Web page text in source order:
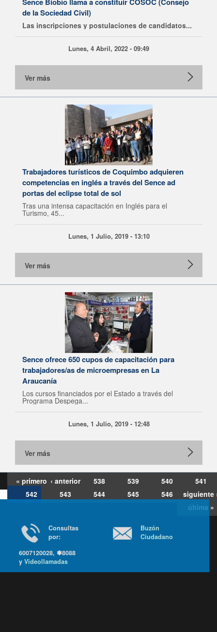
de la Sociedad Civil)
Las inscripciones y postulaciones de candidatos...
Lunes, 4 Abril, 2022 - 09:49
Ver más
Trabajadores turísticos de Coquimbo adquieren
competencias en inglés a través del Sence ad
portas del eclipse total de sol
Tras una intensa capacitación en Inglés para el
Turismo, 45...
Lunes, 1 Julio, 2019 - 13:10
Ver más
Sence ofrece 650 cupos de capacitación para
trabajadores/as de microempresas en La
Araucanía
Los cursos financiados por el Estado a través del
Programa Despega...
Lunes, 1 Julio, 2019 - 12:48
Ver más
« primero ‹ anterior 538 539 540
541
542
543 544 545 546
siguiente
última »
Consultas
por:
6007120028, ✽8088
yVideollamadas
Buzón
Ciudadano